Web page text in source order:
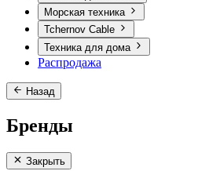
Морская техника
Tchernov Cable
Техника для дома
Распродажа
Назад
Бренды
Закрыть